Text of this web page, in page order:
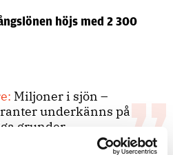
höjs med 2 300
Miljoner i sjön –
underkänns på
grunder